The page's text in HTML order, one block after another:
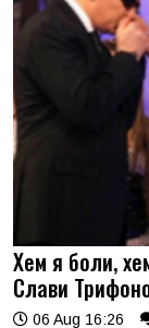
Хем я боли,
Слави
06 Aug 16:26